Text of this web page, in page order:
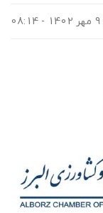
9 مهر 1402 - 08:14